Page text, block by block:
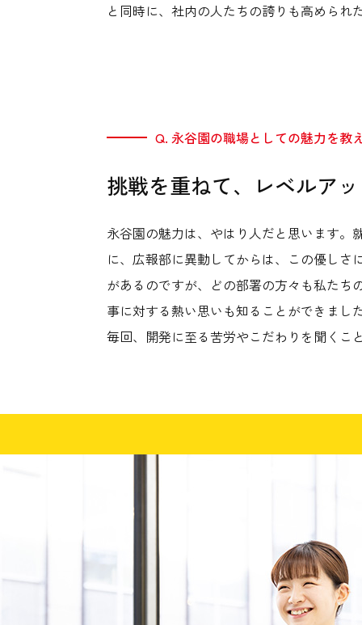
と同時に、社内の人たちの誇りも高められ
Q. 永谷園の職場としての魅力を教
挑戦を重ねて、レベルア
永谷園の魅力は、やはり人だと思います
に、広報部に異動してからは、この優し
があるのですが、どの部署の方々も私た
事に対する熱い思いも知ることができま
毎回、開発に至る苦労やこだわりを聞くこ